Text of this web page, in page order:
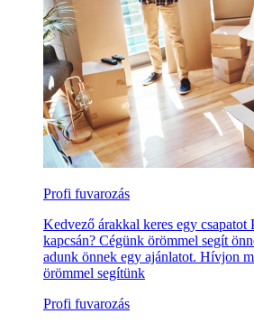
Profi fuvarozás
Kedvező árakkal keres egy csapatot
kapcsán? Cégünk örömmel segít
adunk önnek egy ajánlatot. Hívjon
örömmel segítünk
Profi fuvarozás